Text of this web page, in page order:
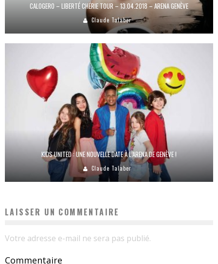
CALOGERO – LIBERTÉ CHÉRIE TOUR – 13.04.2018 – ARENA GENÈVE
Claude Talaber
KIDS UNITED : UNE NOUVELLE DATE À L’ARENA DE GENÈVE !
Claude Talaber
LAISSER UN COMMENTAIRE
Votre adresse e-mail ne sera pas publié.
Commentaire